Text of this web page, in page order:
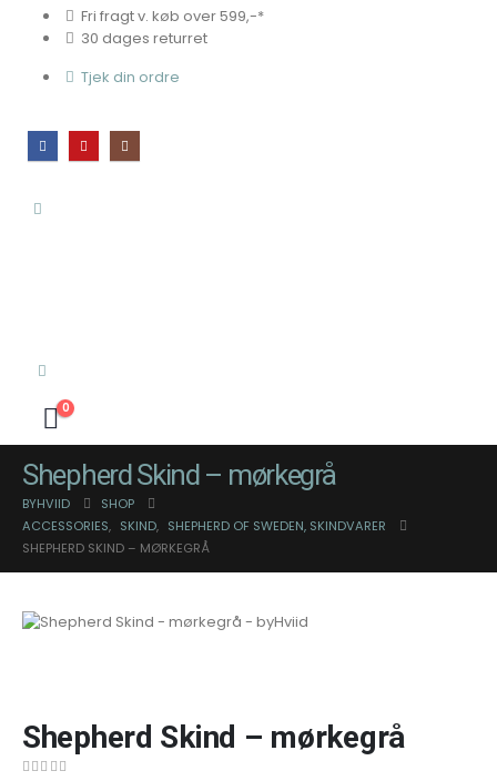
Fri fragt v. køb over 599,-*
30 dages returret
Tjek din ordre
0
Shepherd Skind – mørkegrå
BYHVIID
SHOP
ACCESSORIES, SKIND, SHEPHERD OF SWEDEN, SKINDVARER
SHEPHERD SKIND – MØRKEGRÅ
Shepherd Skind – mørkegrå